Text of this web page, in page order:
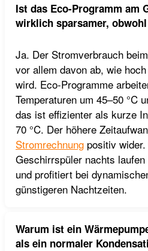
Ist das Eco-Programm am
wirklich sparsamer,
Ja. Der Stromverbrauch
vor allem davon ab, wie
wird. Eco-Programme
Temperaturen um 45–50 °C
das ist effizienter als kurze
70 °C. Der höhere
Stromrechnung positiv
Geschirrspüler nachts
und profitiert bei
günstigeren Nachtzeiten.
Warum ist ein
als ein normaler